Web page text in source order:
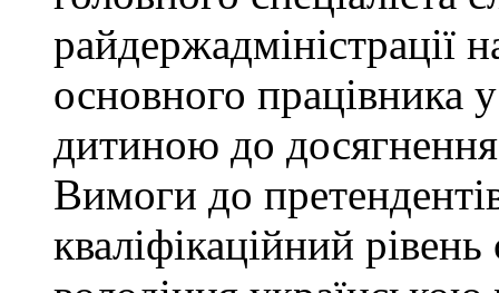
райдержадміністрації
основного працівника
дитиною до
Вимоги до
кваліфікаційний рівень